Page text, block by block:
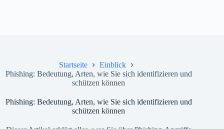
Startseite
Einblick
Phishing: Bedeutung, Arten, wie Sie sich identifizieren und
schützen können
Phishing: Bedeutung, Arten, wie Sie sich identifizieren und
schützen können